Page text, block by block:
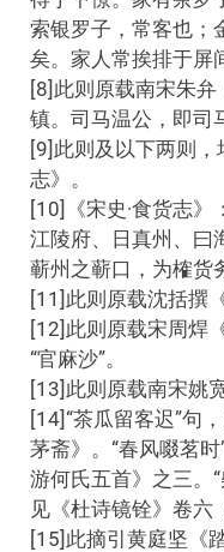
索银罗子，常客也；
矣。家人常挨排于屏
[8]此则原载南宋朱
镇。司马温公，即司
[9]此则及以下两则，
志》。
[10]《宋史·食货志》
江陵府、日真州、曰
蕲州之蕲口，为榷货
[11]此则原载沈括撰
[12]此则原载宋周焊
“官麻沙”。
[13]此则原载南宋姚
[14]“茶瓜留客迟”句
茅斋》。“春风啜茗
游何氏五首》之三。
见《杜诗镜铨》卷六
[15]此摘引黄庭坚《